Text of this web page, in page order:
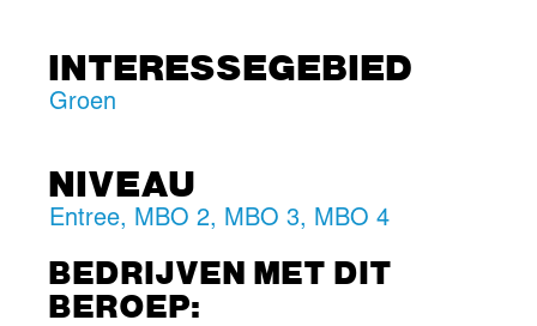
INTERESSEGEBIED
Groen
NIVEAU
Entree, MBO 2, MBO 3, MBO 4
BEDRIJVEN MET DIT
BEROEP: